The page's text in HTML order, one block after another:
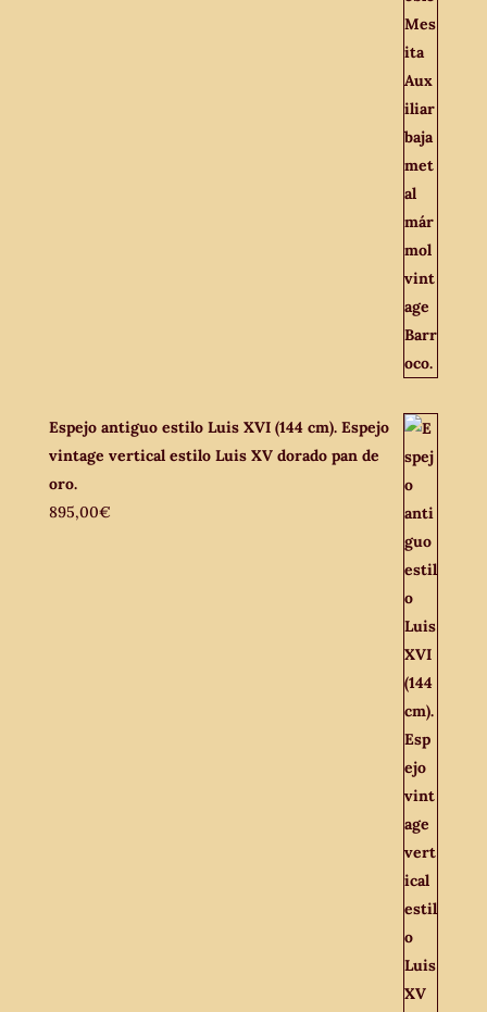
Espejo antiguo estilo Luis XVI (144 cm). Espejo
vintage vertical estilo Luis XV dorado pan de
oro.
895,00€